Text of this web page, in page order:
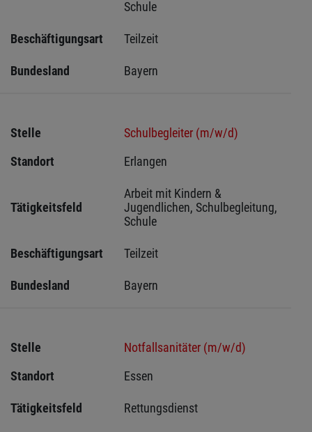
Schule
Beschäftigungsart Teilzeit
Bundesland Bayern
Stelle
Schulbegleiter (m/w/d)
Standort
Erlangen
Tätigkeitsfeld
Arbeit mit Kindern &
Jugendlichen, Schulbegleitung,
Schule
Beschäftigungsart Teilzeit
Bundesland Bayern
Stelle
Notfallsanitäter (m/w/d)
Standort
Essen
Tätigkeitsfeld Rettungsdienst